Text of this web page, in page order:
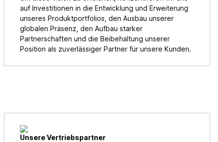
auf Investitionen in die Entwicklung und Erweiterung
unseres Produktportfolios, den Ausbau unserer
globalen Präsenz, den Aufbau starker
Partnerschaften und die Beibehaltung unserer
Position als zuverlässiger Partner für unsere Kunden.
Unsere Vertriebspartner